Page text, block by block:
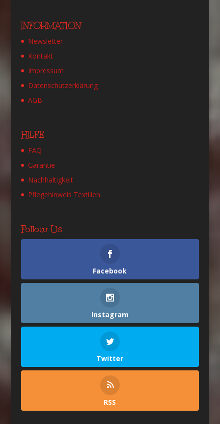
INFORMATION
Newsletter
Kontakt
Impressum
Datenschutzerklärung
AGB
HILFE
FAQ
Garantie
Nachhaltigkeit
Pflegehinweis Textilien
Follow Us
Facebook
Instagram
Twitter
RSS